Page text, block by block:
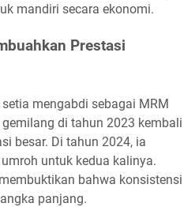
mandiri secara ekonomi.
Prestasi
mengabdi sebagai MRM
di tahun 2023 kembali
besar. Di tahun 2024, ia
untuk kedua kalinya.
bahwa konsistensi
panjang.